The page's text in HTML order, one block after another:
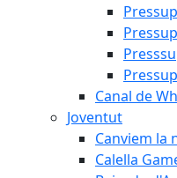
Canal de
Joventut
Canviem la
Calella